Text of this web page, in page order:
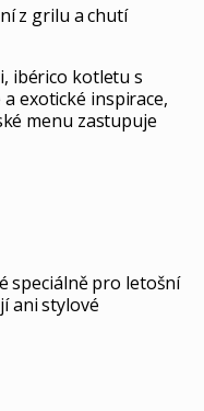
z grilu a chutí
ibérico kotletu s
exotické inspirace,
menu zastupuje
speciálně pro letošní
ani stylové